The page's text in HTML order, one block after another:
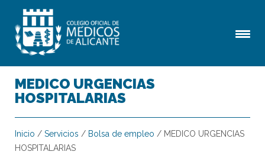
MEDICO URGENCIAS
HOSPITALARIAS
Inicio / Servicios / Bolsa de empleo / MEDICO URGENCIAS
HOSPITALARIAS